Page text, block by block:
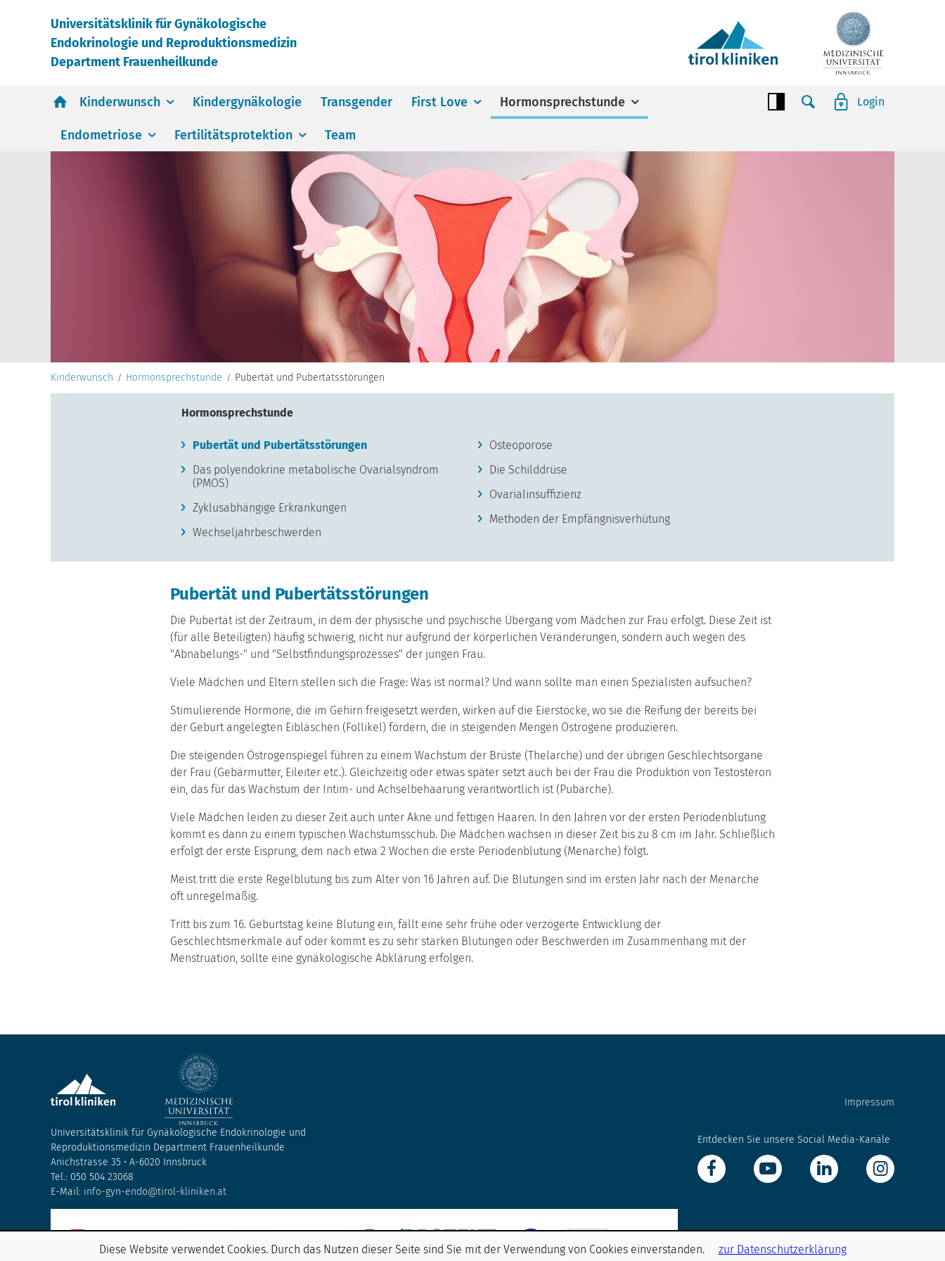
Universitätsklinik für Gynäkologische
Endokrinologie und Reproduktionsmedizin
Department Frauenheilkunde
Kinderwunsch Kindergynäkologie Transgender First Love Hormonsprechstunde
Endometriose Fertilitätsprotektion Team
Login
Kinderwunsch Hormonsprechstunde Pubertät und Pubertätsstörungen
Hormonsprechstunde
Pubertät und Pubertätsstörungen
Das polyendokrine metabolische Ovarialsyndrom
(PMOS)
Zyklusabhängige Erkrankungen
Wechseljahrbeschwerden
Osteoporose
Die Schilddrüse
Ovarialinsuffizienz
Methoden der Empfängnisverhütung
Pubertät und Pubertätsstörungen
Die Pubertät ist der Zeitraum, in dem der physische und psychische Übergang vom Mädchen zur Frau erfolgt. Diese Zeit ist
(für alle Beteiligten) häufig schwierig, nicht nur aufgrund der körperlichen Veränderungen, sondern auch wegen des
"Abnabelungs-" und "Selbstfindungsprozesses" der jungen Frau.
Viele Mädchen und Eltern stellen sich die Frage: Was ist normal? Und wann sollte man einen Spezialisten aufsuchen?
Stimulierende Hormone, die im Gehirn freigesetzt werden, wirken auf die Eierstöcke, wo sie die Reifung der bereits bei
der Geburt angelegten Eibläschen (Follikel) fördern, die in steigenden Mengen Östrogene produzieren.
Die steigenden Östrogenspiegel führen zu einem Wachstum der Brüste (Thelarche) und der übrigen Geschlechtsorgane
der Frau (Gebärmutter, Eileiter etc.). Gleichzeitig oder etwas später setzt auch bei der Frau die Produktion von Testosteron
ein, das für das Wachstum der Intim- und Achselbehaarung verantwortlich ist (Pubarche).
Viele Mädchen leiden zu dieser Zeit auch unter Akne und fettigen Haaren. In den Jahren vor der ersten Periodenblutung
kommt es dann zu einem typischen Wachstumsschub. Die Mädchen wachsen in dieser Zeit bis zu 8 cm im Jahr. Schließlich
erfolgt der erste Eisprung, dem nach etwa 2 Wochen die erste Periodenblutung (Menarche) folgt.
Meist tritt die erste Regelblutung bis zum Alter von 16 Jahren auf. Die Blutungen sind im ersten Jahr nach der Menarche
oft unregelmäßig.
Tritt bis zum 16. Geburtstag keine Blutung ein, fällt eine sehr frühe oder verzögerte Entwicklung der
Geschlechtsmerkmale auf oder kommt es zu sehr starken Blutungen oder Beschwerden im Zusammenhang mit der
Menstruation, sollte eine gynäkologische Abklärung erfolgen.
Impressum
Universitätsklinik für Gynäkologische Endokrinologie und
Reproduktionsmedizin Department Frauenheilkunde
Anichstrasse 35 • A-6020 Innsbruck
Tel.: 050 504 23068
E-Mail: info-gyn-endo@tirol-kliniken.at
Entdecken Sie unsere Social Media-Kanäle
Diese Website verwendet Cookies. Durch das Nutzen dieser Seite sind Sie mit der Verwendung von Cookies einverstanden. zur Datenschutzerklärung